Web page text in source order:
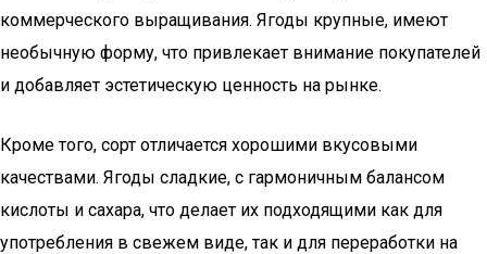
коммерческого выращивания. Ягоды крупные, имеют
необычную форму, что привлекает внимание покупателей
и добавляет эстетическую ценность на рынке.
Кроме того, сорт отличается хорошими вкусовыми
качествами. Ягоды сладкие, с гармоничным балансом
кислоты и сахара, что делает их подходящими как для
употребления в свежем виде, так и для переработки на